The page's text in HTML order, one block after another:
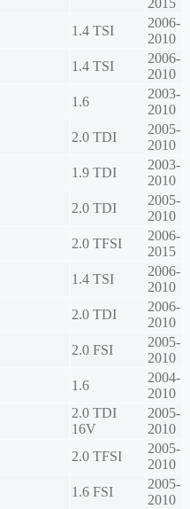
2015
1.4 TSI
2006-
2010
1.4 TSI
2006-
2010
1.6
2003-
2010
2.0 TDI
2005-
2010
1.9 TDI
2003-
2010
2.0 TDI
2005-
2010
2.0 TFSI
2006-
2015
1.4 TSI
2006-
2010
2.0 TDI
2006-
2010
2.0 FSI
2005-
2010
1.6
2004-
2010
2.0 TDI
16V
2005-
2010
2.0 TFSI
2005-
2010
1.6 FSI
2005-
2010